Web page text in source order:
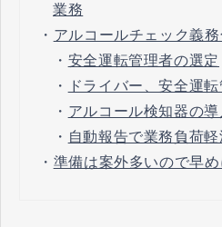
業務
・ アルコールチェック義
・ 安全運転管理者の選定
・
ドライバー、安全運
・ アルコール検知器の導
・ 自動報告で業務負荷軽
・ 準備は案外多いので早